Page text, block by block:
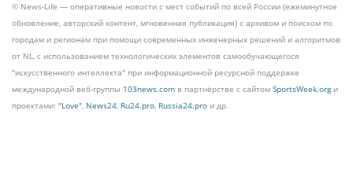
© News-Life — оперативные новости с мест событий по всей России (ежеминутное
обновление, авторский контент, мгновенная публикация) с архивом и поиском по
городам и регионам при помощи современных инженерных решений и алгоритмов
от NL, с использованием технологических элементов самообучающегося
"искусственного интеллекта" при информационной ресурсной поддержке
международной веб-группы 103news.com в партнёрстве с сайтом SportsWeek.orgи
проектами: "Love", News24, Ru24.pro, Russia24.pro и др.